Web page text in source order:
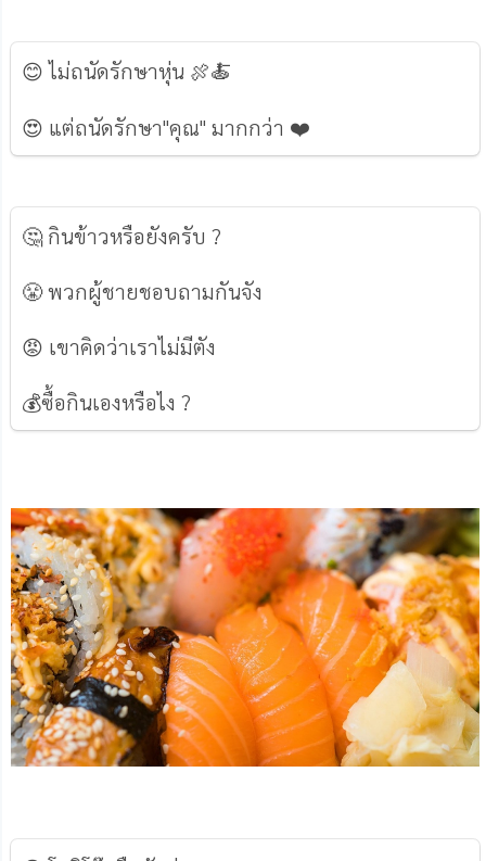
😊 ไม่ถนัดรักษาหุ่น 🍖🍝
😍 แต่ถนัดรักษา"คุณ" มากกว่า ❤️
🤔 กินข้าวหรือยังครับ ?
😤 พวกผู้ชายชอบถามกันจัง
😡 เขาคิดว่าเราไม่มีตัง
💰ซื้อกินเองหรือไง ?